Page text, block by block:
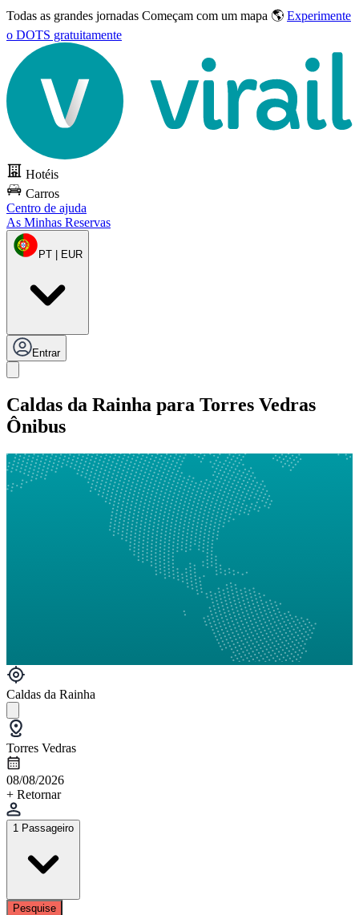
Todas as grandes jornadas Começam com um mapa 🌎 Experimente
o DOTS gratuitamente
Hotéis
Carros
Centro de ajuda
As Minhas Reservas
PT | EUR
Entrar
Caldas da Rainha para Torres Vedras
Ônibus
Caldas da Rainha
Torres Vedras
08/08/2026
+ Retornar
1 Passageiro
Pesquise